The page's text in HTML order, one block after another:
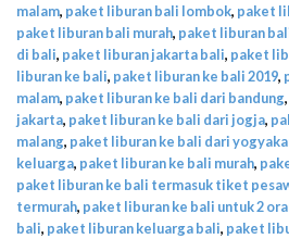
malam, paket liburan bali lombok, paket
paket liburan bali murah, paket liburan
di bali, paket liburan jakarta bali, paket
liburan ke bali, paket liburan ke bali 2019,
malam, paket liburan ke bali dari bandung,
jakarta, paket liburan ke bali dari jogja,
malang, paket liburan ke bali dari
keluarga, paket liburan ke bali murah,
paket liburan ke bali termasuk tiket
termurah, paket liburan ke bali untuk 2
bali, paket liburan keluarga bali, paket